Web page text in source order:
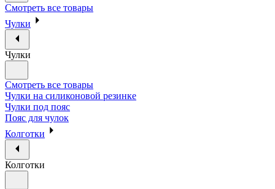
Смотреть все товары
Чулки
Чулки
Смотреть все товары
Чулки на силиконовой резинке
Чулки под пояс
Пояс для чулок
Колготки
Колготки